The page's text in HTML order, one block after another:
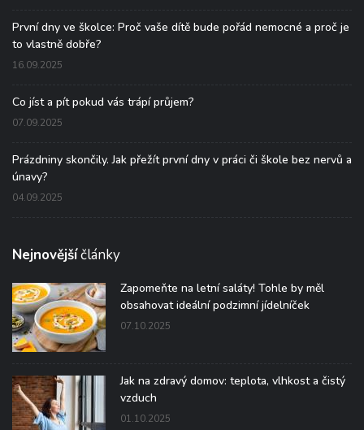
První dny ve školce: Proč vaše dítě bude pořád nemocné a proč je
to vlastně dobře?
16.09.2025
Co jíst a pít pokud vás trápí průjem?
07.09.2025
Prázdniny skončily. Jak přežít první dny v práci či škole bez nervů a
únavy?
04.09.2025
Nejnovějšíčlánky
Zapomeňte na letní saláty! Tohle by měl
obsahovat ideální podzimní jídelníček
07.10.2025
Jak na zdravý domov: teplota, vlhkost a čistý
vzduch
01.10.2025